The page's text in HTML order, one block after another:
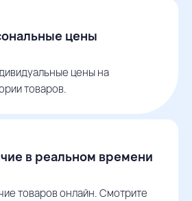
цены
цены на
товаров.
в реальном времени
товаров онлайн. Смотрите